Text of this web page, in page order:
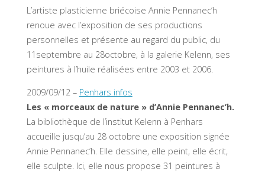
L’artiste plasticienne briécoise Annie Pennanec’h
renoue avec l’exposition de ses productions
personnelles et présente au regard du public, du
11septembre au 28octobre, à la galerie Kelenn, ses
peintures à l’huile réalisées entre 2003 et 2006.
2009/09/12 – Penhars infos
Les « morceaux de nature » d’Annie Pennanec’h.
La bibliothèque de l’institut Kelenn à Penhars
accueille jusqu’au 28 octobre une exposition signée
Annie Pennanec’h. Elle dessine, elle peint, elle écrit,
elle sculpte. Ici, elle nous propose 31 peintures à